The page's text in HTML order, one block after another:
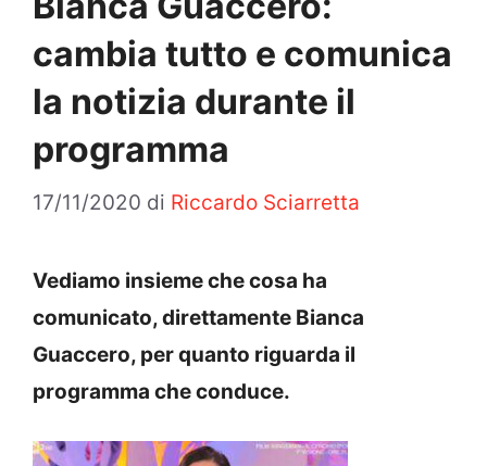
cambia tutto e comunica
la notizia durante il
programma
17/11/2020 di Riccardo Sciarretta
Vediamo insieme che cosa ha
comunicato, direttamente Bianca
Guaccero, per quanto riguarda il
programma che conduce.